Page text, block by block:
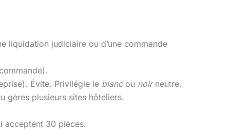
liquidation judiciaire ou d’une commande
Évite. Privilégie le blancou noirneutre.
gères plusieurs sites hôteliers.
acceptent 30 pièces.